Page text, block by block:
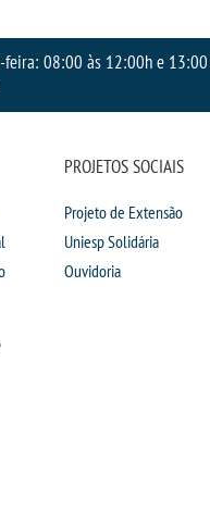
feira: 08:00 às 12:00h e 13:00
PROJETOS SOCIAIS
Projeto de Extensão
Uniesp Solidária
Ouvidoria